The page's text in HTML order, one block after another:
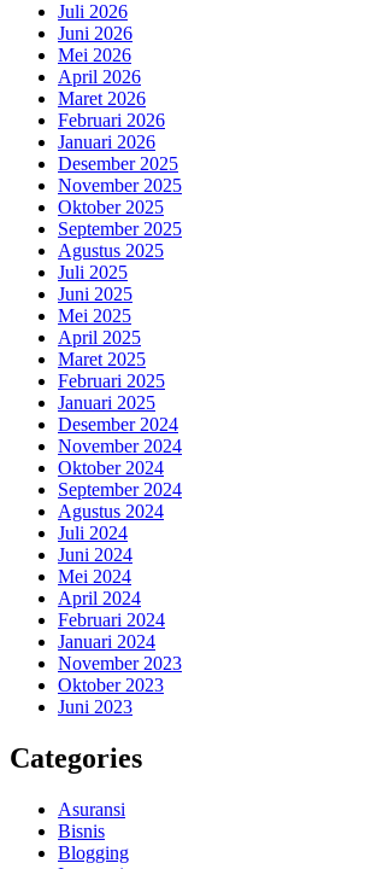
Juli 2026
Juni 2026
Mei 2026
April 2026
Maret 2026
Februari 2026
Januari 2026
Desember 2025
November 2025
Oktober 2025
September 2025
Agustus 2025
Juli 2025
Juni 2025
Mei 2025
April 2025
Maret 2025
Februari 2025
Januari 2025
Desember 2024
November 2024
Oktober 2024
September 2024
Agustus 2024
Juli 2024
Juni 2024
Mei 2024
April 2024
Februari 2024
Januari 2024
November 2023
Oktober 2023
Juni 2023
Categories
Asuransi
Bisnis
Blogging